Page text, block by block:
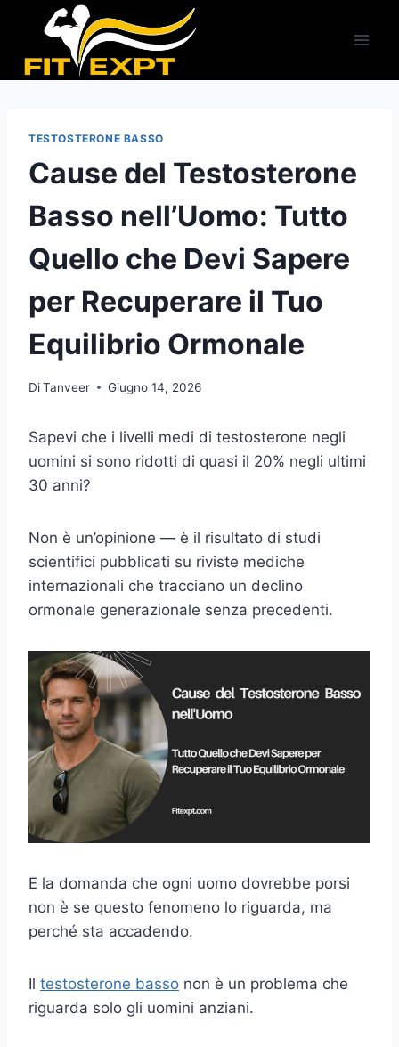
contenuto
TESTOSTERONE BASSO
Cause del Testosterone
Basso nell’Uomo: Tutto
Quello che Devi Sapere
per Recuperare il Tuo
Equilibrio Ormonale
DiTanveer Giugno 14, 2026
Sapevi che i livelli medi di testosterone negli
uomini si sono ridotti di quasi il 20% negli ultimi
30 anni?
Non è un’opinione — è il risultato di studi
scientifici pubblicati su riviste mediche
internazionali che tracciano un declino
ormonale generazionale senza precedenti.
E la domanda che ogni uomo dovrebbe porsi
non è se questo fenomeno lo riguarda, ma
perché sta accadendo.
Il testosterone basso non è un problema che
riguarda solo gli uomini anziani.